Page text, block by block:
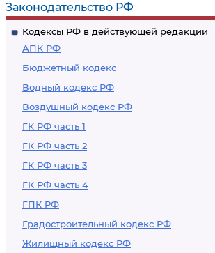
Законодательство РФ
Кодексы РФ в действующей редакции
АПК РФ
Бюджетный кодекс
Водный кодекс РФ
Воздушный кодекс РФ
ГК РФ часть 1
ГК РФ часть 2
ГК РФ часть 3
ГК РФ часть 4
ГПК РФ
Градостроительный кодекс РФ
Жилищный кодекс РФ